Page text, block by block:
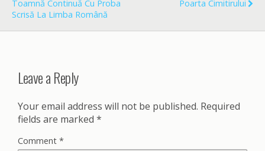
Toamnă Continuă Cu Proba
Scrisă La Limba Română
Poarta Cimitirului
Leave a Reply
Your email address will not be published. Required
fields are marked *
Comment *